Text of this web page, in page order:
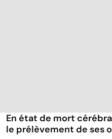
En état de mort
le prélèvement de ses